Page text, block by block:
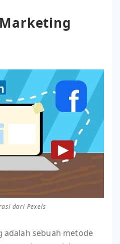
dari Pexels
sebuah metode